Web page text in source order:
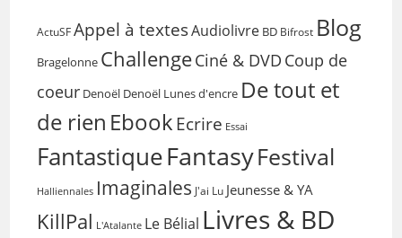
ActuSF Appel à textesAudiolivre BD Bifrost Blog
Bragelonne ChallengeCiné & DVD Coup de
coeur Denoël Denoël Lunes d'encre De tout et
de rien EbookEcrire Essai
FantastiqueFantasyFestival
Halliennales Imaginales J'ai Lu Jeunesse & YA
KillPal L'Atalante Le Bélial Livres & BD